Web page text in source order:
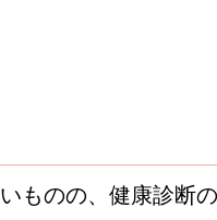
ものの、健康診断